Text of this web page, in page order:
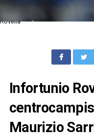
Rovella
Infortunio
Maurizio